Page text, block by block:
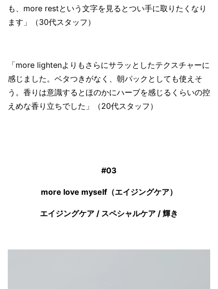
も、more restという文字を見るとつい手に取りたくなり
ます」（30代スタッフ）
「more lightenよりもさらにサラッとしたテクスチャーに
感じました。ベタつきがなく、朝パックとしても使えそ
う。香りは意識するとほのかにハーブを感じるくらいの控
えめな香り立ちでした」（20代スタッフ）
#03
more love myself（エイジングケア）
エイジングケア / スペシャルケア / 輝き